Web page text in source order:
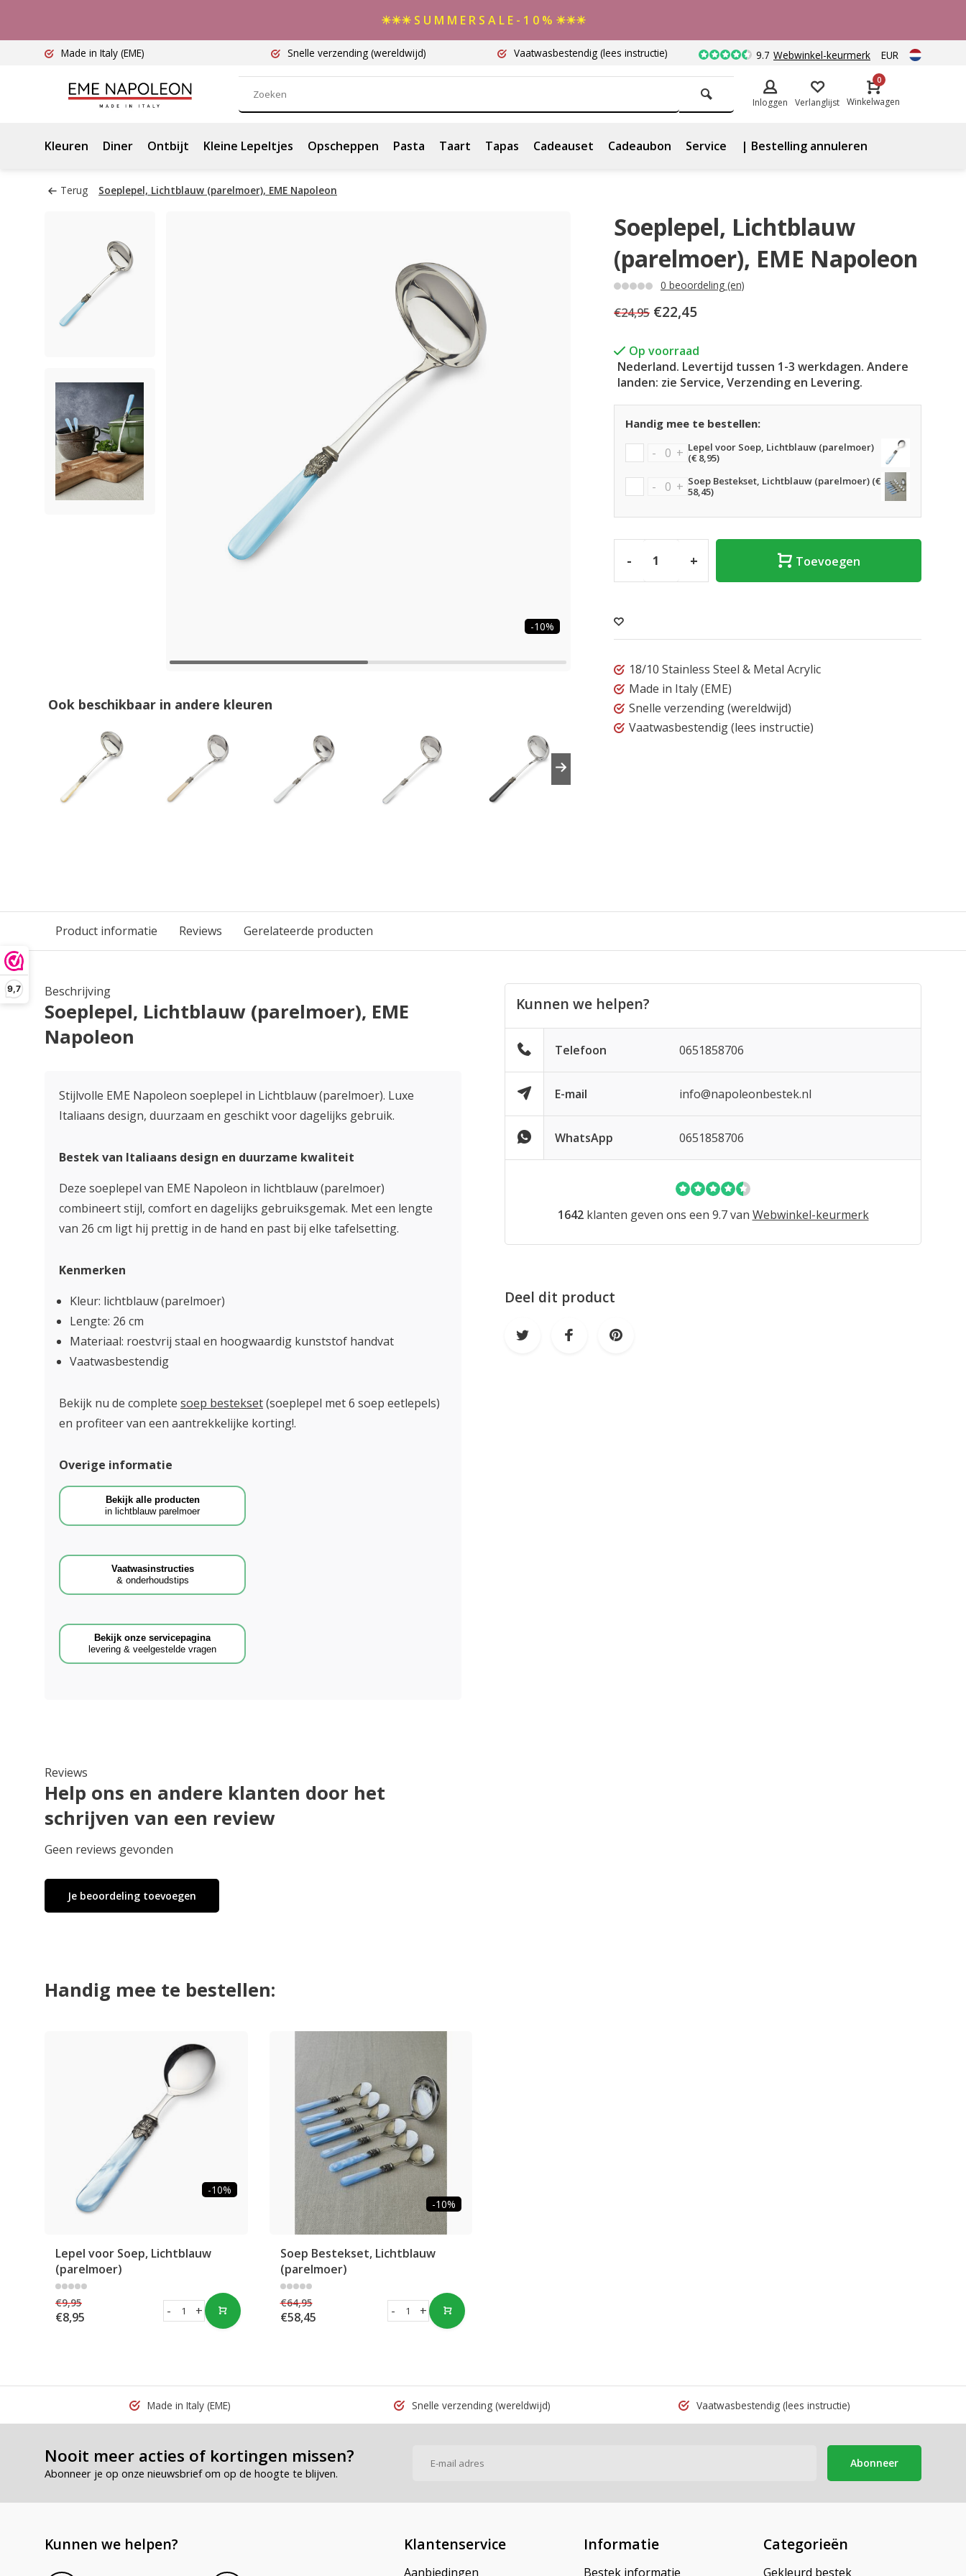
9,7
☀☀☀ S U M M E R S A L E - 1 0 % ☀☀☀
Made in Italy (EME) Snelle verzending (wereldwijd) Vaatwasbestendig (lees instructie) 9.7 Webwinkel-keurmerk EUR
Inloggen Verlanglijst
0
Winkelwagen
Kleuren Diner Ontbijt Kleine Lepeltjes Opscheppen Pasta Taart Tapas Cadeauset Cadeaubon Service | Bestelling annuleren
Terug Soeplepel, Lichtblauw (parelmoer), EME Napoleon
-10%
Ook beschikbaar in andere kleuren
Soeplepel, Lichtblauw
(parelmoer), EME Napoleon
0 beoordeling (en)
€24,95 €22,45
Op voorraad
Nederland. Levertijd tussen 1-3 werkdagen. Andere
landen: zie Service, Verzending en Levering.
Handig mee te bestellen:
- + Lepel voor Soep, Lichtblauw (parelmoer)
(€ 8,95)
- + Soep Bestekset, Lichtblauw (parelmoer) (€
58,45)
- + Toevoegen
18/10 Stainless Steel & Metal Acrylic
Made in Italy(EME)
Snelle verzending(wereldwijd)
Vaatwasbestendig(lees instructie)
Product informatie Reviews Gerelateerde producten
Beschrijving
Soeplepel, Lichtblauw (parelmoer), EME
Napoleon
Stijlvolle EME Napoleon soeplepel in Lichtblauw (parelmoer). Luxe
Italiaans design, duurzaam en geschikt voor dagelijks gebruik.
Bestek van Italiaans design en duurzame kwaliteit
Deze soeplepel van EME Napoleon in lichtblauw (parelmoer)
combineert stijl, comfort en dagelijks gebruiksgemak. Met een lengte
van 26 cm ligt hij prettig in de hand en past bij elke tafelsetting.
Kenmerken
Kleur: lichtblauw (parelmoer)
Lengte: 26 cm
Materiaal: roestvrij staal en hoogwaardig kunststof handvat
Vaatwasbestendig
Bekijk nu de complete soep bestekset(soeplepel met 6 soep eetlepels)
en profiteer van een aantrekkelijke korting!.
Overige informatie
Bekijk alle producten
in lichtblauw parelmoer
Vaatwasinstructies
& onderhoudstips
Bekijk onze servicepagina
levering & veelgestelde vragen
Kunnen we helpen?
Telefoon 0651858706
E-mail info@napoleonbestek.nl
WhatsApp 0651858706
1642klanten geven ons een 9.7 van Webwinkel-keurmerk
Deel dit product
Reviews
Help ons en andere klanten door het
schrijven van een review
Geen reviews gevonden
Je beoordeling toevoegen
Handig mee te bestellen:
-10%
Lepel voor Soep, Lichtblauw
(parelmoer)
€9,95
€8,95 +
-
-10%
Soep Bestekset, Lichtblauw
(parelmoer)
€64,95
€58,45 +
-
Made in Italy (EME) Snelle verzending (wereldwijd) Vaatwasbestendig(lees instructie)
Nooit meer acties of kortingen missen?
Abonneer je op onze nieuwsbrief om op de hoogte te blijven.
Abonneer
Kunnen we helpen? Klantenservice
Aanbiedingen
Informatie
Bestek informatie
Categorieën
Gekleurd bestek